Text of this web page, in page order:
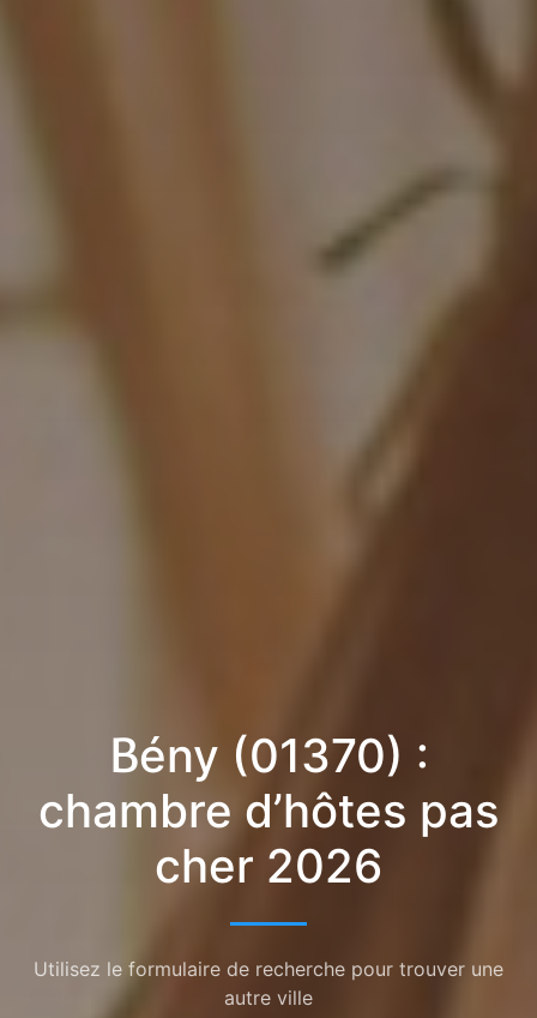
Bény (01370) :
chambre d’hôtes pas
cher 2026
Utilisez le formulaire de recherche pour trouver une
autre ville